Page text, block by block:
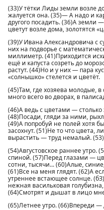
(33)У тётки Лиды земли возле
жалуется она. (35)— А надо и
другого посадить. (36)А земли
цветут возле дома, золотятся
(39)У Ивана Александровича с
них на подворье с
миллиметр. (41)Приходится
ещё и капуста созреть до
растут. (44)Но и у них — пара
«солнышко» стелется и цветёт.
(45)Там, где хозяева молодые,
много всего во дворах, в
(46)А ведь с цветами —
(48)Посади, гляди за ними,
(49)А попробуй не полей хотя
засохнут. (51)Не то что цвета,
вырастить — труд немалый.
(54)Августовское раннее утро.
спиной. (57)Перед глазами —
сотни, тысячи... (60)Алые,
(61)Все на меня глядят. (62)А
утреннее встающее солнце.
нежная васильковая
(64)Смотрят и дышат в лицо
(65)Летнее утро. (66)Впереди —